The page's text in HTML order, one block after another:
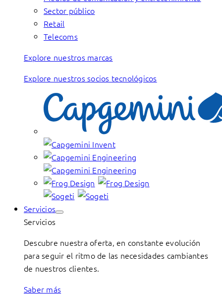
Sector público
Retail
Telecoms
Explore nuestros marcas
Explore nuestros socios tecnológicos
Servicios
Servicios
Descubre nuestra oferta, en constante evolución
para seguir el ritmo de las necesidades cambiantes
de nuestros clientes.
Saber más